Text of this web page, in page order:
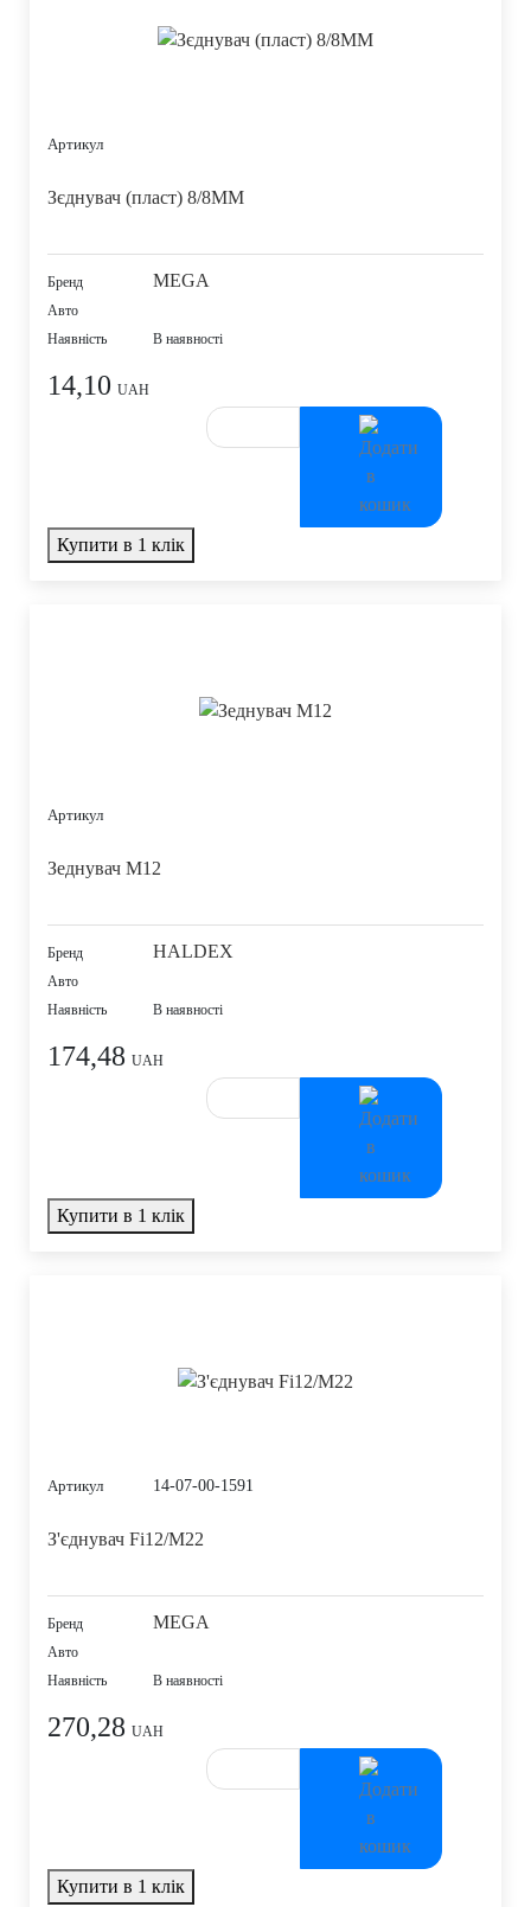
Артикул
Зєднувач (пласт) 8/8MM
Бренд MEGA
Авто
Наявність
В наявності
UAH
14,10
Купити в 1 клік
Артикул
Зеднувач M12
Бренд HALDEX
Авто
Наявність
В наявності
UAH
174,48
Купити в 1 клік
Артикул 14-07-00-1591
З'єднувач Fi12/M22
Бренд MEGA
Авто
Наявність
В наявності
UAH
270,28
Купити в 1 клік